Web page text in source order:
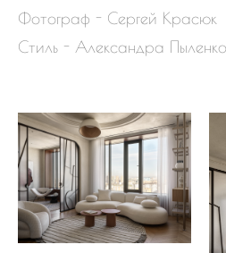
Фотограф - Сергей Красюк
Стиль - Александра